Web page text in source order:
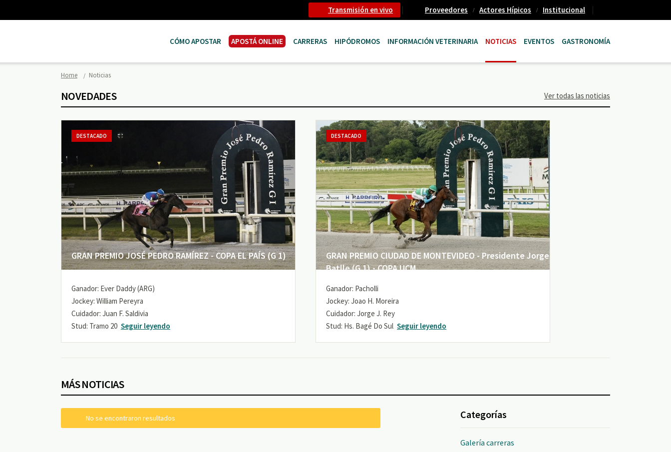
Transmisión en vivo Proveedores Actores Hípicos Institucional
CÓMO APOSTAR APOSTÁ ONLINE CARRERAS HIPÓDROMOS INFORMACIÓN VETERINARIA NOTICIAS EVENTOS GASTRONOMÍA
Home Noticias
NOVEDADES Ver todas las noticias
GRAN PREMIO JOSÉ PEDRO RAMÍREZ - COPA EL PAÍS (G 1)
DESTACADO
Ganador: Ever Daddy (ARG)
Jockey: William Pereyra
Cuidador: Juan F. Saldivia
Stud: Tramo 20 Seguir leyendo
GRAN PREMIO CIUDAD DE MONTEVIDEO - Presidente Jorge
Batlle (G 1) - COPA UCM
DESTACADO
Ganador: Pacholli
Jockey: Joao H. Moreira
Cuidador: Jorge J. Rey
Stud: Hs. Bagé Do Sul Seguir leyendo
MÁS NOTICIAS
No se encontraron resultados Categorías
Galería carreras